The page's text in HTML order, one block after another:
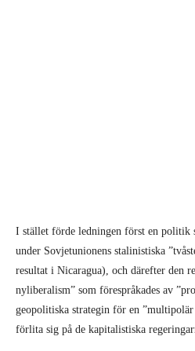
I stället förde ledningen först en politik
under Sovjetunionens stalinistiska
resultat i Nicaragua), och därefter den
nyliberalism” som förespråkades av
geopolitiska strategin för en
förlita sig på de kapitalistiska